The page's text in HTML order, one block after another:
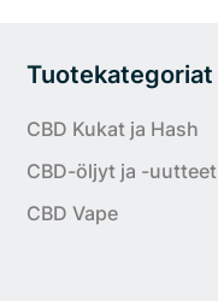
Tuotekategoriat
CBD Kukat ja Hash
CBD-öljyt ja -uutteet
CBD Vape